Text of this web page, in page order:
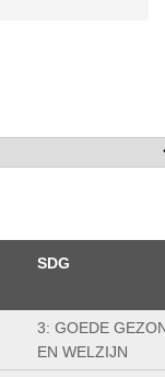
SDG
3: GOEDE
EN WELZIJN